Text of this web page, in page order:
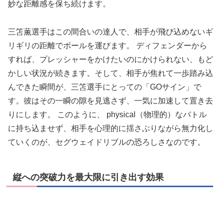
妙な距離感を保ち続けます。
三笘薫選手はこの間合いの達人で、相手が飛び込めないギ
リギリの距離でボールを運びます。 ディフェンダーから
すれば、プレッシャーをかけたいのにかけられない、もど
かしい状況が続きます。そして、相手が焦れて一歩踏み込
んできた瞬間が、三笘選手にとっての「GOサイン」で
す。彼はその一瞬の隙を見逃さず、一気に加速して置き去
りにします。 このように、 physical（物理的）なバトル
に持ち込ませず、相手を心理的に揺さぶりながら無力化し
ていくのが、セグウェイドリブルの恐ろしさなのです。
縦への突破力を最大限に引き出す効果